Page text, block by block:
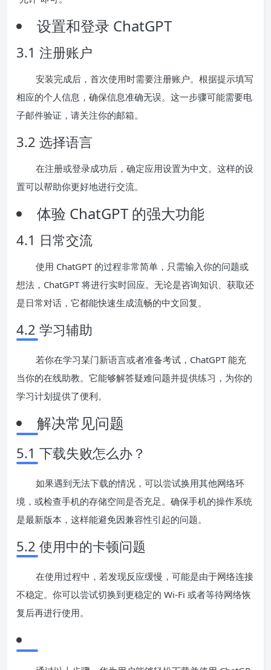
设置和登录 ChatGPT
3.1 注册账户
安装完成后，首次使用时需要注册账户。根据提示填写
相应的个人信息，确保信息准确无误。这一步骤可能需要电
子邮件验证，请关注你的邮箱。
3.2 选择语言
在注册或登录成功后，确定应用设置为中文。这样的设
置可以帮助你更好地进行交流。
体验 ChatGPT 的强大功能
4.1 日常交流
使用 ChatGPT 的过程非常简单，只需输入你的问题或
想法，ChatGPT 将进行实时回应。无论是咨询知识、获取还
是日常对话，它都能快速生成流畅的中文回复。
4.2 学习辅助
若你在学习某门新语言或者准备考试，ChatGPT 能充
当你的在线助教。它能够解答疑难问题并提供练习，为你的
学习计划提供了便利。
解决常见问题
5.1 下载失败怎么办？
如果遇到无法下载的情况，可以尝试换用其他网络环
境，或检查手机的存储空间是否充足。确保手机的操作系统
是最新版本，这样能避免因兼容性引起的问题。
5.2 使用中的卡顿问题
在使用过程中，若发现反应缓慢，可能是由于网络连接
不稳定。你可以尝试切换到更稳定的 Wi-Fi 或者等待网络恢
复后再进行使用。